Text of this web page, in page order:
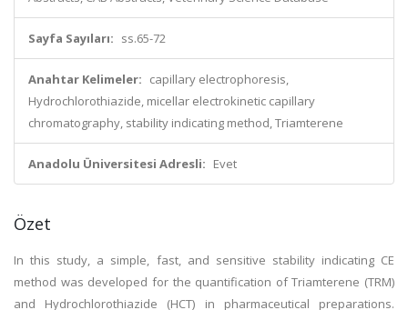
Sayfa Sayıları: ss.65-72
Anahtar Kelimeler: capillary electrophoresis,
Hydrochlorothiazide, micellar electrokinetic capillary
chromatography, stability indicating method, Triamterene
Anadolu Üniversitesi Adresli: Evet
Özet
In this study, a simple, fast, and sensitive stability indicating CE
method was developed for the quantification of Triamterene (TRM)
and Hydrochlorothiazide (HCT) in pharmaceutical preparations.